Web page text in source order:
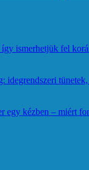
ismerhetjük fel
idegrendszeri
egy kézben – miért